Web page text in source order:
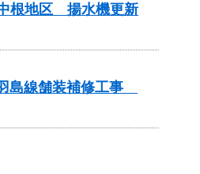
根地区 揚水機更新
島線舗装補修工事